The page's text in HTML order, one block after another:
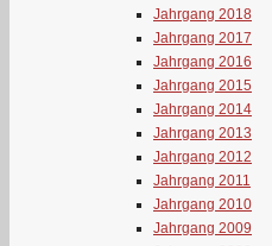
Jahrgang 2018
Jahrgang 2017
Jahrgang 2016
Jahrgang 2015
Jahrgang 2014
Jahrgang 2013
Jahrgang 2012
Jahrgang 2011
Jahrgang 2010
Jahrgang 2009